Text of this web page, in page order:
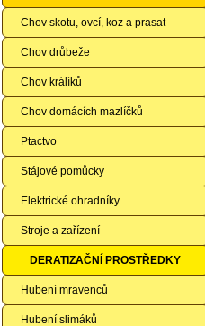
Chov skotu, ovcí, koz a prasat
Chov drůbeže
Chov králíků
Chov domácích mazlíčků
Ptactvo
Stájové pomůcky
Elektrické ohradníky
Stroje a zařízení
DERATIZAČNÍ PROSTŘEDKY
Hubení mravenců
Hubení slimáků